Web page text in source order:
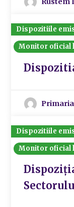
Dispozitiile
Monitor oficial
Dispozitiile
Monitor oficial